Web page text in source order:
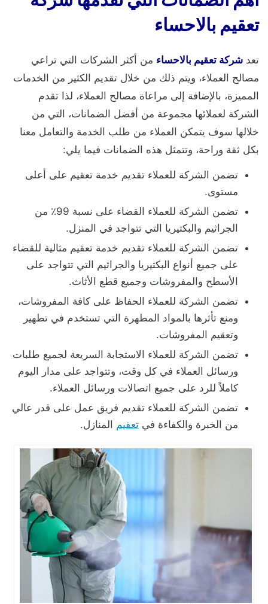
تعقيم بالاحساء
تعد شركة تعقيم بالاحساء من أكثر الشركات التي تراعي
مصالح العملاء، ويتم ذلك من خلال تقديم الكثير من الخدمات
المميزة، بالإضافة إلى مراعاة مصالح العملاء، لذا تقدم
الشركة لعملائها مجموعة من أفضل الضمانات، التي من
خلالها سوف يتمكن العملاء من طلب الخدمة والتعامل معنا
بكل ثقة وراحة، وتتمثل هذه الضمانات فيما يلي:
تضمن الشركة للعملاء تقديم خدمة تعقيم على أعلى
مستوى.
تضمن الشركة للعملاء القضاء على نسبة 99٪ من
الجراثيم والبكتيريا التي تتواجد في المنزل.
تضمن الشركة للعملاء تقديم خدمة تعقيم مثالية للقضاء
على جميع أنواع البكتيريا والجراثيم التي تتواجد على
الأسطح والمفروشات وجميع قطع الأثاث.
تضمن الشركة للعملاء الحفاظ على كافة المفروشات،
ومنع تأثرها بالمواد المطهرة التي تستخدم في تطهير
وتعقيم المفروشات.
تضمن الشركة للعملاء الاستجابة السريعة لجميع طلبات
ورسائل العملاء في كل وقت، وتتواجد على مدار اليوم
كاملاً للرد على جميع اتصالات ورسائل العملاء.
تضمن الشركة للعملاء تقديم فريق عمل على قدر عالي
من الخبرة والكفاءة في تعقيم المنازل.